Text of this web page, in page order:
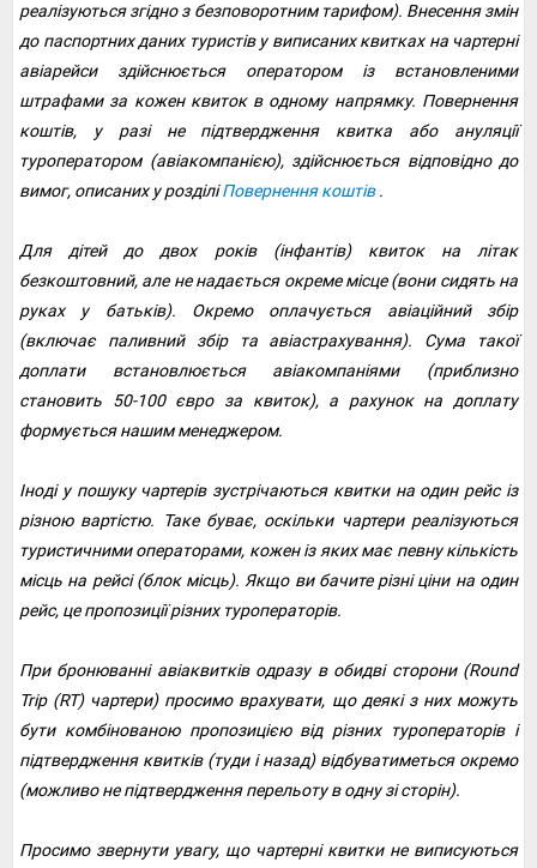
реалізуються згідно з безповоротним тарифом). Внесення змін
до паспортних даних туристів у виписаних квитках на чартерні
авіарейси здійснюється оператором із встановленими
штрафами за кожен квиток в одному напрямку. Повернення
коштів, у разі не підтвердження квитка або ануляції
туроператором (авіакомпанією), здійснюється відповідно до
вимог, описаних у розділіПовернення коштів.
Для дітей до двох років (інфантів) квиток на літак
безкоштовний, але не надається окреме місце (вони сидять на
руках у батьків). Окремо оплачується авіаційний збір
(включає паливний збір та авіастрахування). Сума такої
доплати встановлюється авіакомпаніями (приблизно
становить 50-100 євро за квиток), а рахунок на доплату
формується нашим менеджером.
Іноді у пошуку чартерів зустрічаються квитки на один рейс із
різною вартістю. Таке буває, оскільки чартери реалізуються
туристичними операторами, кожен із яких має певну кількість
місць на рейсі (блок місць). Якщо ви бачите різні ціни на один
рейс, це пропозиції різних туроператорів.
При бронюванні авіаквитків одразу в обидві сторони (Round
Trip (RT) чартери) просимо врахувати, що деякі з них можуть
бути комбінованою пропозицією від різних туроператорів і
підтвердження квитків (туди і назад) відбуватиметься окремо
(можливо не підтвердження перельоту в одну зі сторін).
Просимо звернути увагу, що чартерні квитки не виписуються